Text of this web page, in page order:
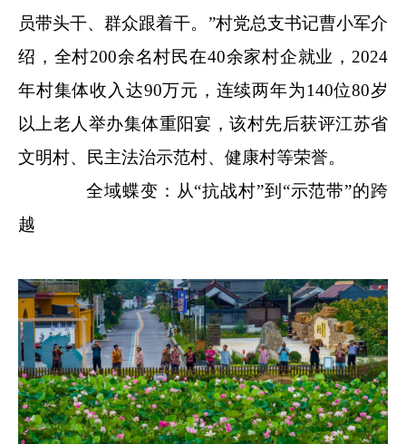
员带头干、群众跟着干。”村党总支书记曹小军介
绍，全村200余名村民在40余家村企就业，2024
年村集体收入达90万元，连续两年为140位80岁
以上老人举办集体重阳宴，该村先后获评江苏省
文明村、民主法治示范村、健康村等荣誉。
全域蝶变：从“抗战村”到“示范带”的跨
越